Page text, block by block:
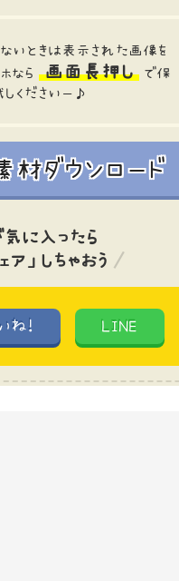
いときは表示された画像を
なら 画面長押し
で保
くださいー♪
材ダウンロード
気に入ったら
ア」しちゃおう
ね! LINE